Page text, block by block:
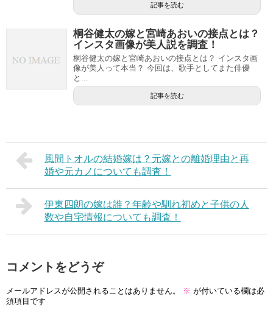
記事を読む
桐谷健太の嫁と宮崎あおいの接点とは？
インスタ画像が美人説を調査！
桐谷健太の嫁と宮崎あおいの接点とは？ インスタ画
像が美人って本当？ 今回は、歌手としてまた俳優
と...
記事を読む
風間トオルの結婚嫁は？元嫁との離婚理由と再
婚や元カノについても調査！
伊東四朗の嫁は誰？年齢や馴れ初めと子供の人
数や自宅情報についても調査！
コメントをどうぞ
メールアドレスが公開されることはありません。 ※ が付いている欄は必
須項目です